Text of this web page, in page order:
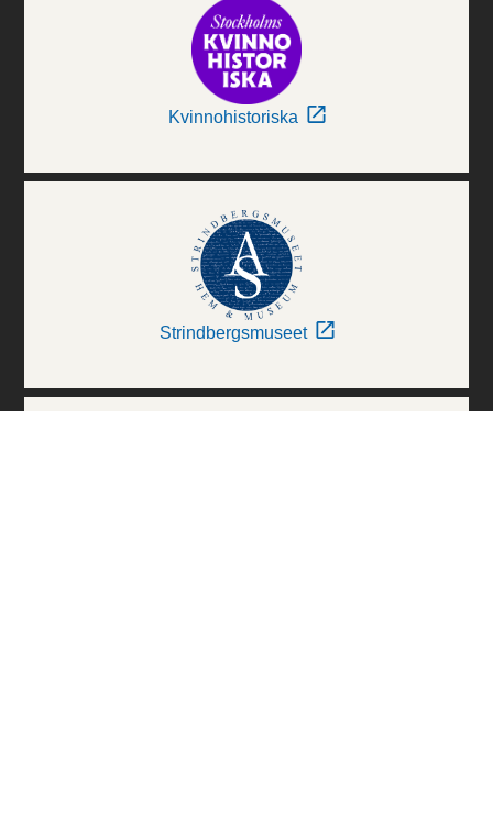
Kvinnohistoriska
Strindbergsmuseet